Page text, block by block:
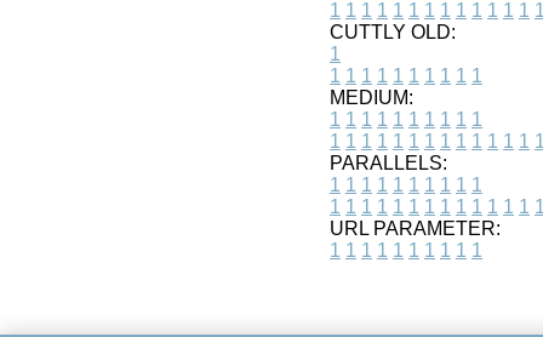
1 1 1 1 1 1 1 1 1 1 1 1 1 1
CUTTLY OLD:
1
1 1 1 1 1 1 1 1 1 1
MEDIUM:
1 1 1 1 1 1 1 1 1 1
1 1 1 1 1 1 1 1 1 1 1 1 1 1
PARALLELS:
1 1 1 1 1 1 1 1 1 1
1 1 1 1 1 1 1 1 1 1 1 1 1 1
URL PARAMETER:
1 1 1 1 1 1 1 1 1 1